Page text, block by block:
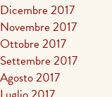
Dicembre 2017
Novembre 2017
Ottobre 2017
Settembre 2017
Agosto 2017